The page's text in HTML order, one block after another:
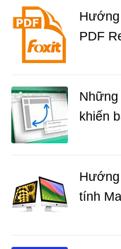
Hướng
PDF
Những
khiến
tính